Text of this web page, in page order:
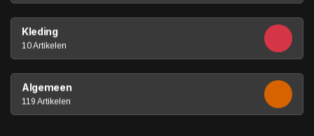
Kleding
10 Artikelen
Algemeen
119 Artikelen